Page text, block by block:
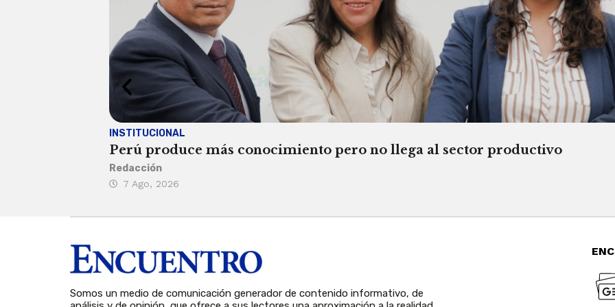
INSTITUCIONAL
Perú produce más conocimiento pero no llega al sector productivo
Redacción
7 Ago, 2026
Somos un medio de comunicación generador de contenido informativo, de